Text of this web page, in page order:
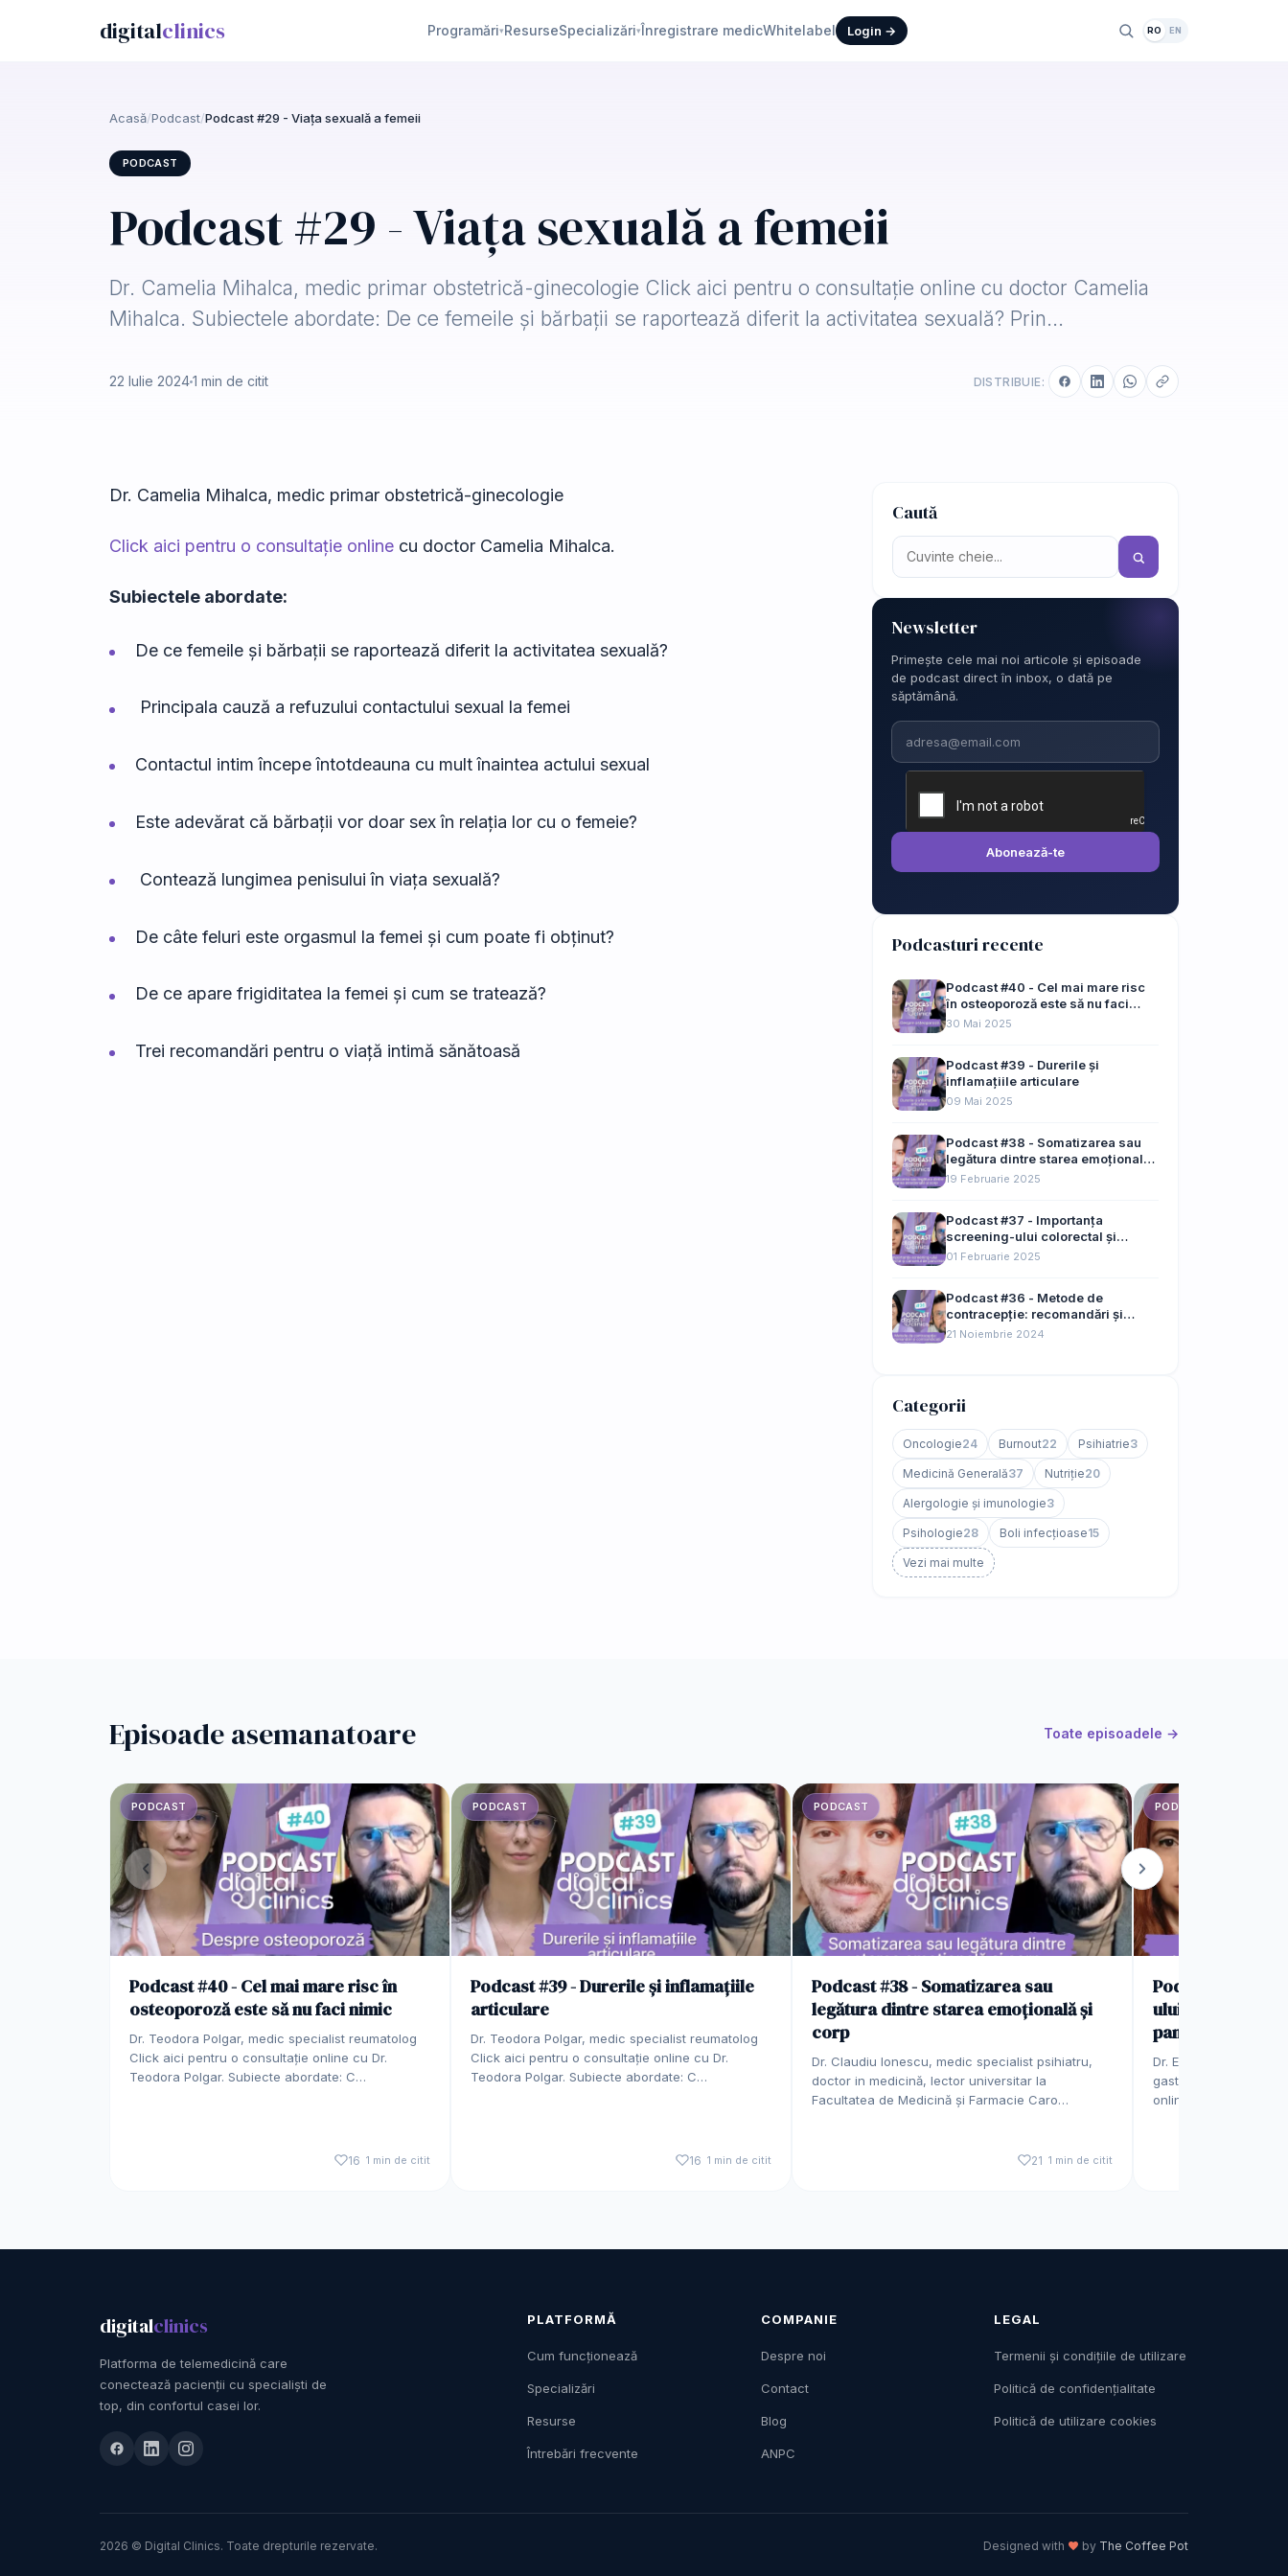
digitalclinics Programări▾ResurseSpecializări▾Înregistrare medicWhitelabel Login → RO EN
Acasă/Podcast/Podcast #29 - Viața sexuală a femeii
PODCAST
Podcast #29 - Viața sexuală a femeii
Dr. Camelia Mihalca, medic primar obstetrică-ginecologie Click aici pentru o consultație online cu doctor Camelia
Mihalca. Subiectele abordate: De ce femeile și bărbații se raportează diferit la activitatea sexuală? Prin…
22 Iulie 20241 min de citit DISTRIBUIE:
Dr. Camelia Mihalca, medic primar obstetrică-ginecologie
Click aici pentru o consultație online cu doctor Camelia Mihalca.
Subiectele abordate:
De ce femeile și bărbații se raportează diferit la activitatea sexuală?
Principala cauză a refuzului contactului sexual la femei
Contactul intim începe întotdeauna cu mult înaintea actului sexual
Este adevărat că bărbații vor doar sex în relația lor cu o femeie?
Contează lungimea penisului în viața sexuală?
De câte feluri este orgasmul la femei și cum poate fi obținut?
De ce apare frigiditatea la femei și cum se tratează?
Trei recomandări pentru o viață intimă sănătoasă
Caută
Newsletter
Primește cele mai noi articole și episoade
de podcast direct în inbox, o dată pe
săptămână.
Email
Abonează-te
Podcasturi recente
Podcast #40 - Cel mai mare risc
în osteoporoză este să nu faci
nimic
30 Mai 2025
Podcast #39 - Durerile și
inflamațiile articulare
09 Mai 2025
Podcast #38 - Somatizarea sau
legătura dintre starea emoțională
și corp
19 Februarie 2025
Podcast #37 - Importanța
screening-ului colorectal și
cancerul de pancreas
01 Februarie 2025
Podcast #36 - Metode de
contracepție: recomandări și
contraindicații
21 Noiembrie 2024
Categorii
Oncologie24 Burnout22 Psihiatrie3
Medicină Generală37 Nutriție20
Alergologie și imunologie3
Psihologie28 Boli infecțioase15
Vezi mai multe
Episoade asemanatoare Toate episoadele →
PODCAST
Podcast #40 - Cel mai mare risc în
osteoporoză este să nu faci nimic
Dr. Teodora Polgar, medic specialist reumatolog
Click aici pentru o consultație online cu Dr.
Teodora Polgar. Subiecte abordate: C…
16 1 min de citit
PODCAST
Podcast #39 - Durerile și inflamațiile
articulare
Dr. Teodora Polgar, medic specialist reumatolog
Click aici pentru o consultație online cu Dr.
Teodora Polgar. Subiecte abordate: C…
16 1 min de citit
PODCAST
Podcast #38 - Somatizarea sau
legătura dintre starea emoțională și
corp
Dr. Claudiu Ionescu, medic specialist psihiatru,
doctor in medicină, lector universitar la
Facultatea de Medicină și Farmacie Caro…
21 1 min de citit
PODCAST
Podcast #37 -
ului colorectal
pancreas
Dr. Estera Jeledințan,
gastroenterologie
online cu dr Estera
digitalclinics
Platforma de telemedicină care
conectează pacienții cu specialiști de
top, din confortul casei lor.
PLATFORMĂ
Cum funcționează
Specializări
Resurse
Întrebări frecvente
COMPANIE
Despre noi
Contact
Blog
ANPC
LEGAL
Termenii și condițiile de utilizare
Politică de confidențialitate
Politică de utilizare cookies
2026 © Digital Clinics. Toate drepturile rezervate. Designed with by The Coffee Pot